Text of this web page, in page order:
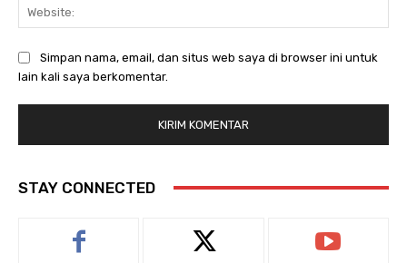
Simpan nama, email, dan situs web saya di browser ini untuk
lain kali saya berkomentar.
STAY CONNECTED